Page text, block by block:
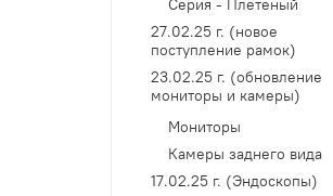
Серия - Плетеный
27.02.25 г. (новое
поступление рамок)
23.02.25 г. (обновление
мониторы и камеры)
Мониторы
Камеры заднего вида
17.02.25 г. (Эндоскопы)